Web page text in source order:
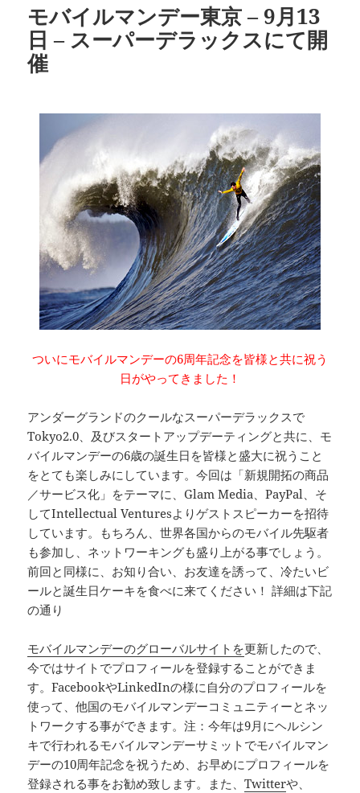
モバイルマンデー東京 – 9月13
日 – スーパーデラックスにて開
催
ついにモバイルマンデーの6周年記念を皆様と共に祝う
日がやってきました！
アンダーグランドのクールなスーパーデラックスで
Tokyo2.0、及びスタートアップデーティングと共に、モ
バイルマンデーの6歳の誕生日を皆様と盛大に祝うこと
をとても楽しみにしています。今回は「新規開拓の商品
／サービス化」をテーマに、Glam Media、PayPal、そ
してIntellectual Venturesよりゲストスピーカーを招待
しています。もちろん、世界各国からのモバイル先駆者
も参加し、ネットワーキングも盛り上がる事でしょう。
前回と同様に、お知り合い、お友達を誘って、冷たいビ
ールと誕生日ケーキを食べに来てください！ 詳細は下記
の通り
モバイルマンデーのグローバルサイトを更新したので、
今ではサイトでプロフィールを登録することができま
す。FacebookやLinkedInの様に自分のプロフィールを
使って、他国のモバイルマンデーコミュニティーとネッ
トワークする事ができます。注：今年は9月にヘルシン
キで行われるモバイルマンデーサミットでモバイルマン
デーの10周年記念を祝うため、お早めにプロフィールを
登録される事をお勧め致します。また、Twitterや、